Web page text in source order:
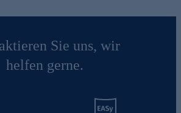
Sie uns, wir
helfen gerne.